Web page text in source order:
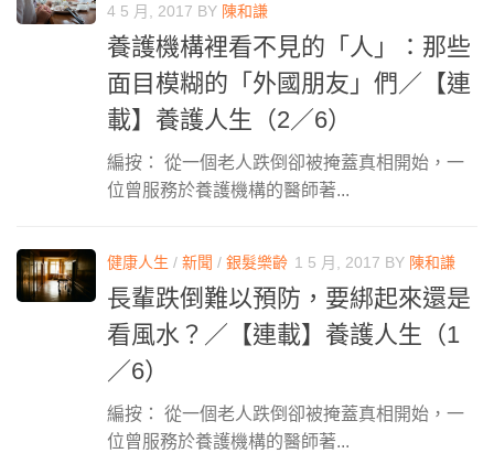
4 5 月, 2017 BY 陳和謙
養護機構裡看不見的「人」：那些
面目模糊的「外國朋友」們／【連
載】養護人生（2／6）
編按： 從一個老人跌倒卻被掩蓋真相開始，一
位曾服務於養護機構的醫師著...
健康人生 / 新聞 / 銀髮樂齡 1 5 月, 2017 BY 陳和謙
長輩跌倒難以預防，要綁起來還是
看風水？／【連載】養護人生（1
／6）
編按： 從一個老人跌倒卻被掩蓋真相開始，一
位曾服務於養護機構的醫師著...